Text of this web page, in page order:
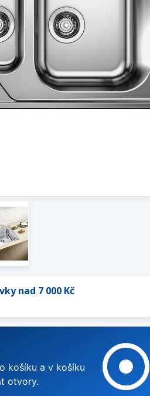
nad 7 000 Kč
košíku a v košíku
otvory.
adjust